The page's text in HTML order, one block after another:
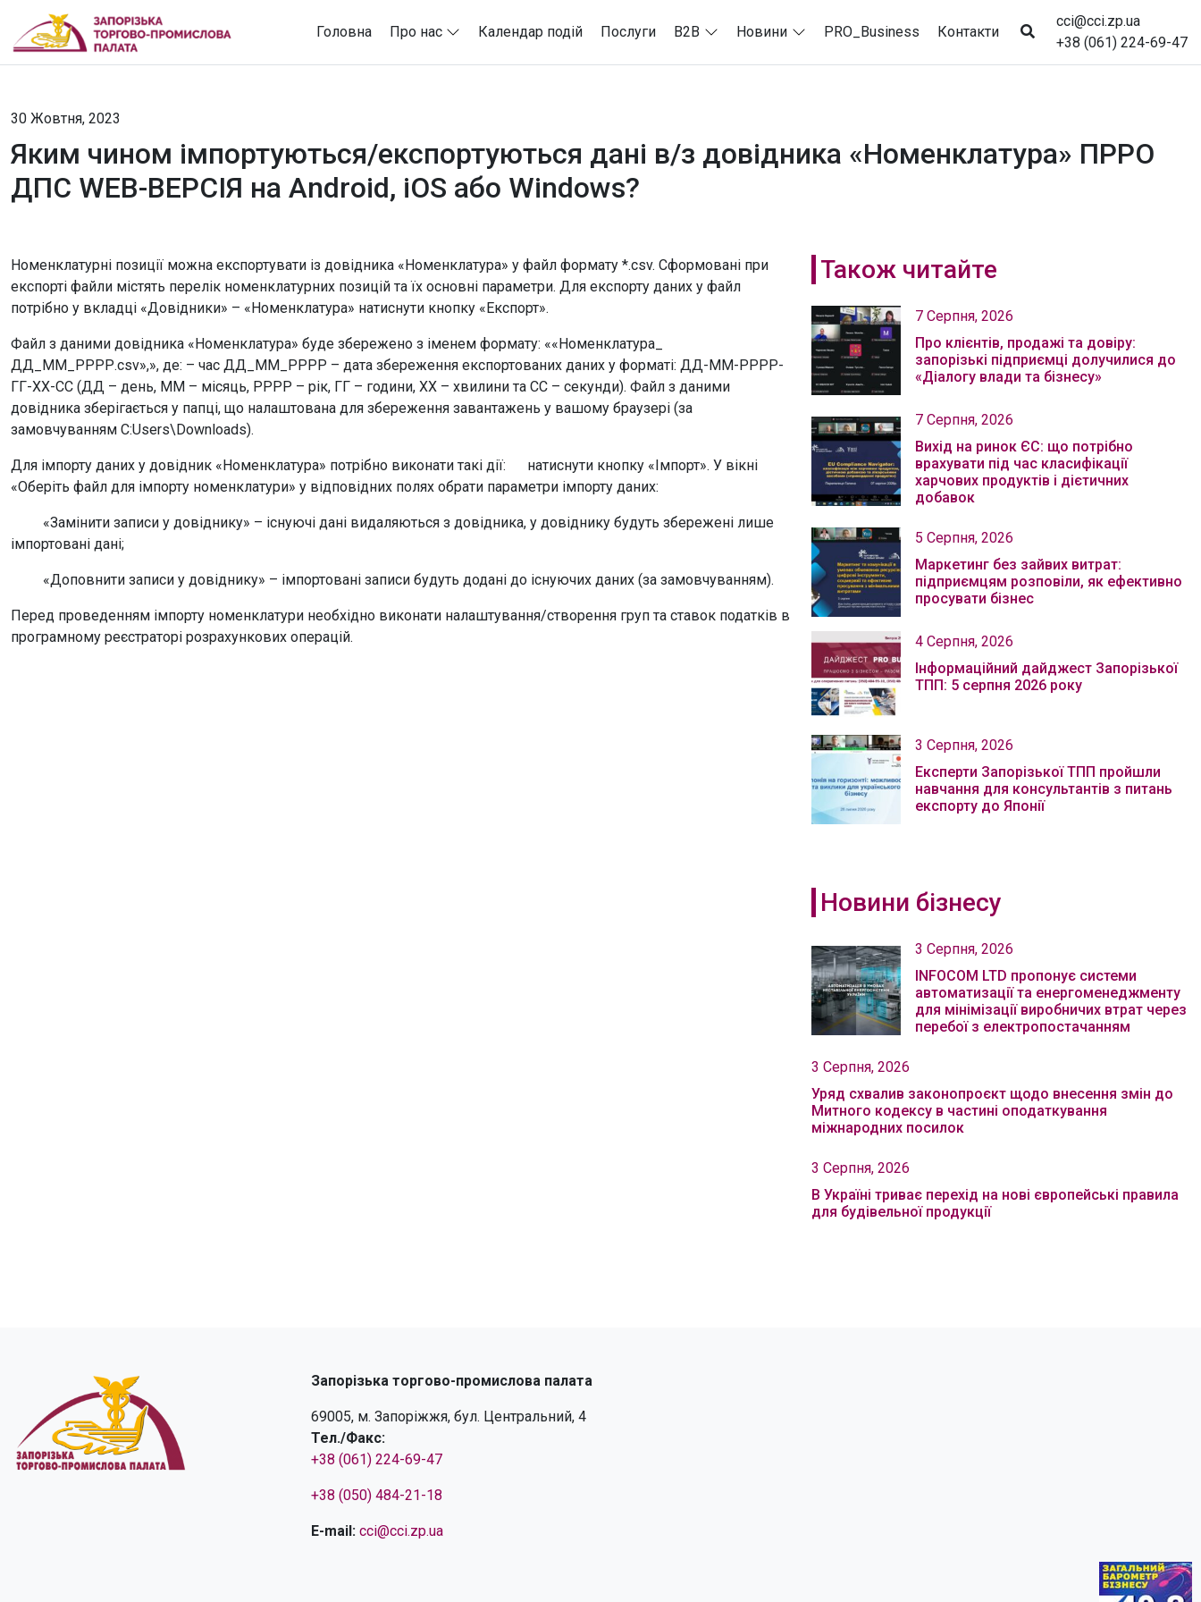
Головна Про нас Календар подій Послуги B2B Новини PRO_Business Контакти
cci@cci.zp.ua
+38 (061) 224-69-47
30 Жовтня, 2023
Яким чином імпортуються/експортуються дані в/з довідника «Номенклатура» ПРРО
ДПС WEB-ВЕРСІЯ на Аndroid, iOS або Windows?
Номенклатурні позиції можна експортувати із довідника «Номенклатура» у файл формату *.csv. Сформовані при
експорті файли містять перелік номенклатурних позицій та їх основні параметри. Для експорту даних у файл
потрібно у вкладці «Довідники» – «Номенклатура» натиснути кнопку «Експорт».
Файл з даними довідника «Номенклатура» буде збережено з іменем формату: ««Номенклатура_
ДД_ММ_РРРР.csv»,», де: – час ДД_ММ_РРРР – дата збереження експортованих даних у форматі: ДД-ММ-РРРР-
ГГ-ХХ-СС (ДД – день, ММ – місяць, РРРР – рік, ГГ – години, ХХ – хвилини та СС – секунди). Файл з даними
довідника зберігається у папці, що налаштована для збереження завантажень у вашому браузері (за
замовчуванням C:Users\Downloads).
Для імпорту даних у довідник «Номенклатура» потрібно виконати такі дії: натиснути кнопку «Імпорт». У вікні
«Оберіть файл для імпорту номенклатури» у відповідних полях обрати параметри імпорту даних:
«Замінити записи у довіднику» – існуючі дані видаляються з довідника, у довіднику будуть збережені лише
імпортовані дані;
«Доповнити записи у довіднику» – імпортовані записи будуть додані до існуючих даних (за замовчуванням).
Перед проведенням імпорту номенклатури необхідно виконати налаштування/створення груп та ставок податків в
програмному реєстраторі розрахункових операцій.
Також читайте
7 Серпня, 2026
Про клієнтів, продажі та довіру:
запорізькі підприємці долучилися до
«Діалогу влади та бізнесу»
7 Серпня, 2026
Вихід на ринок ЄС: що потрібно
врахувати під час класифікації
харчових продуктів і дієтичних
добавок
5 Серпня, 2026
Маркетинг без зайвих витрат:
підприємцям розповіли, як ефективно
просувати бізнес
4 Серпня, 2026
Інформаційний дайджест Запорізької
ТПП: 5 серпня 2026 року
3 Серпня, 2026
Експерти Запорізької ТПП пройшли
навчання для консультантів з питань
експорту до Японії
Новини бізнесу
3 Серпня, 2026
INFOCOM LTD пропонує системи
автоматизації та енергоменеджменту
для мінімізації виробничих втрат через
перебої з електропостачанням
3 Серпня, 2026
Уряд схвалив законопроєкт щодо внесення змін до
Митного кодексу в частині оподаткування
міжнародних посилок
3 Серпня, 2026
В Україні триває перехід на нові європейські правила
для будівельної продукції
Запорізька торгово-промислова палата
69005, м. Запоріжжя, бул. Центральний, 4
Тел./Факс:
+38 (061) 224-69-47
+38 (050) 484-21-18
E-mail: cci@cci.zp.ua